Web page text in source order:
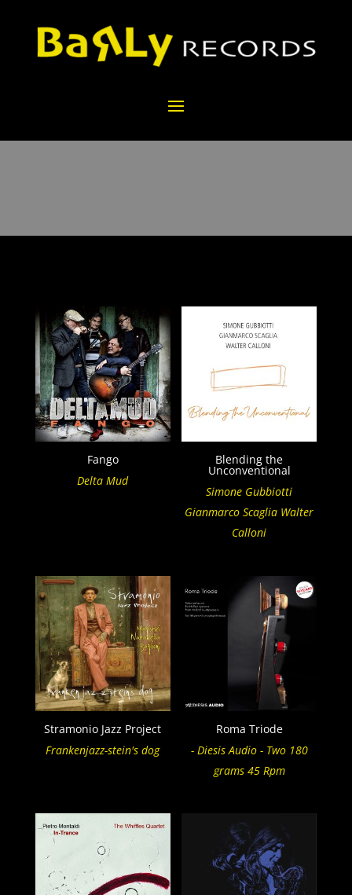
Fango
Delta Mud
Blending the
Unconventional
Simone Gubbiotti
Gianmarco Scaglia Walter
Calloni
Stramonio Jazz Project
Frankenjazz-stein's dog
Roma Triode
- Diesis Audio - Two 180
grams 45 Rpm